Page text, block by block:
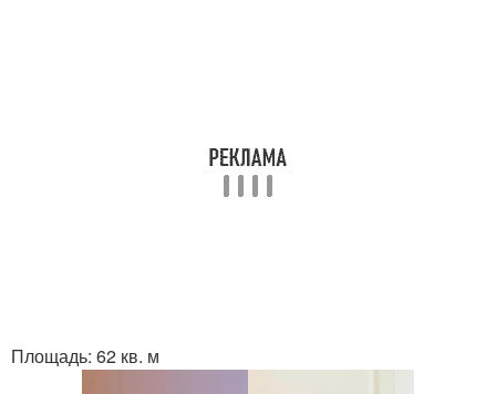
Площадь: 62 кв. м